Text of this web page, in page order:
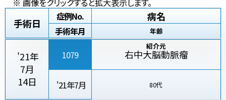
手術日
症例No.
手術年月
病名
年齢
紹介元
'21年
7月
14日
1079
'21年7月
右中大脳動脈瘤
80代